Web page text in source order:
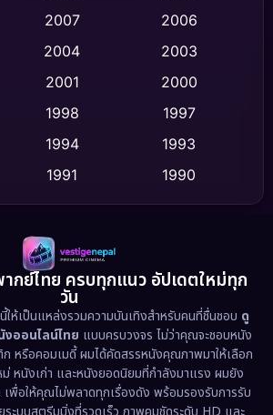
รม (513)
(10)
น (59)
(13)
(5)
ารคดี (93)
(1,460)
2007
2006
2004
2003
2001
2000
1998
1997
1994
1993
1991
1990
1988
1986
1983
1978
1974
1962
กย์ไทย ครบทุกแนว อัปเดตใหม่ทุก
วัน
ห้เป็นแหล่งรวมความบันเทิงสำหรับคนที่ชื่นชอบ ดู
งออนไลน์ไทย แบบครบวงจร ไม่ว่าคุณจะชอบหนัง
หรือคอมเมดี้ ผมได้คัดสรรหนังคุณภาพมาให้เลือก
ม่ หนังเก่า และหนังยอดนิยมที่กำลังมาแรง ผมยัง
เพื่อให้คุณไม่พลาดทุกเรื่องดัง พร้อมรองรับการรับ